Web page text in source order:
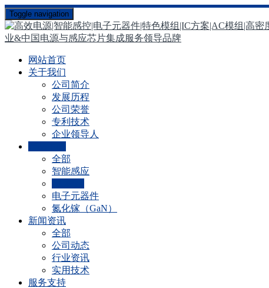
Toggle navigation
网站首页
关于我们
公司简介
发展历程
公司荣誉
专利技术
企业领导人
全部
智能感应
电子元器件
氮化镓（GaN）
新闻资讯
全部
公司动态
行业资讯
实用技术
服务支持